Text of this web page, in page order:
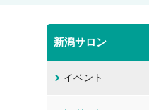
新潟サロン
イベント